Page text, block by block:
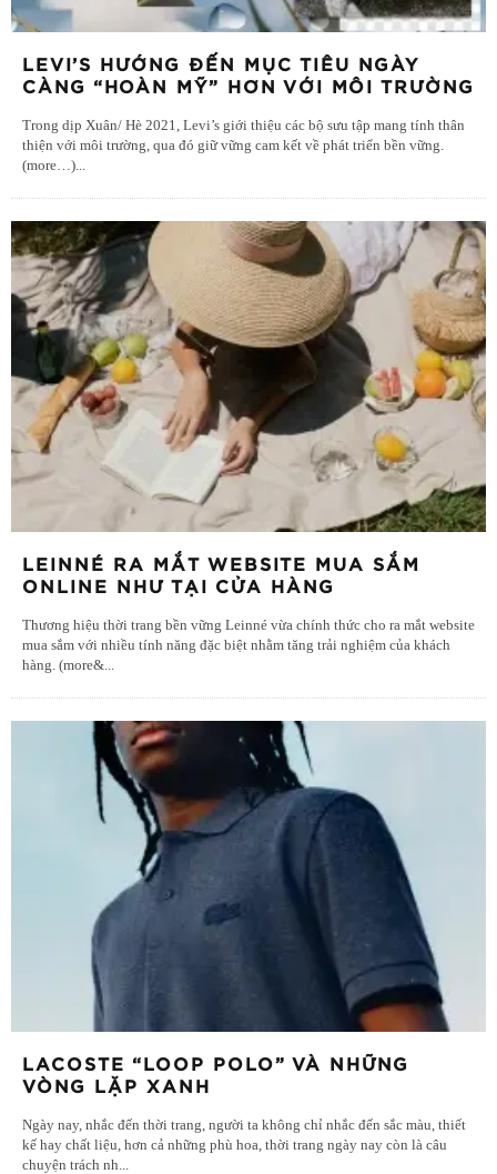
LEVI’S HƯỚNG ĐẾN MỤC TIÊU NGÀY
CÀNG “HOÀN MỸ” HƠN VỚI MÔI TRƯỜNG
Trong dịp Xuân/ Hè 2021, Levi’s giới thiệu các bộ sưu tập mang tính thân
thiện với môi trường, qua đó giữ vững cam kết về phát triển bền vững.
(more…)...
LEINNÉ RA MẮT WEBSITE MUA SẮM
ONLINE NHƯ TẠI CỬA HÀNG
Thương hiệu thời trang bền vững Leinné vừa chính thức cho ra mắt website
mua sắm với nhiều tính năng đặc biệt nhằm tăng trải nghiệm của khách
hàng. (more&...
LACOSTE “LOOP POLO” VÀ NHỮNG
VÒNG LẶP XANH
Ngày nay, nhắc đến thời trang, người ta không chỉ nhắc đến sắc màu, thiết
kế hay chất liệu, hơn cả những phù hoa, thời trang ngày nay còn là câu
chuyện trách nh...